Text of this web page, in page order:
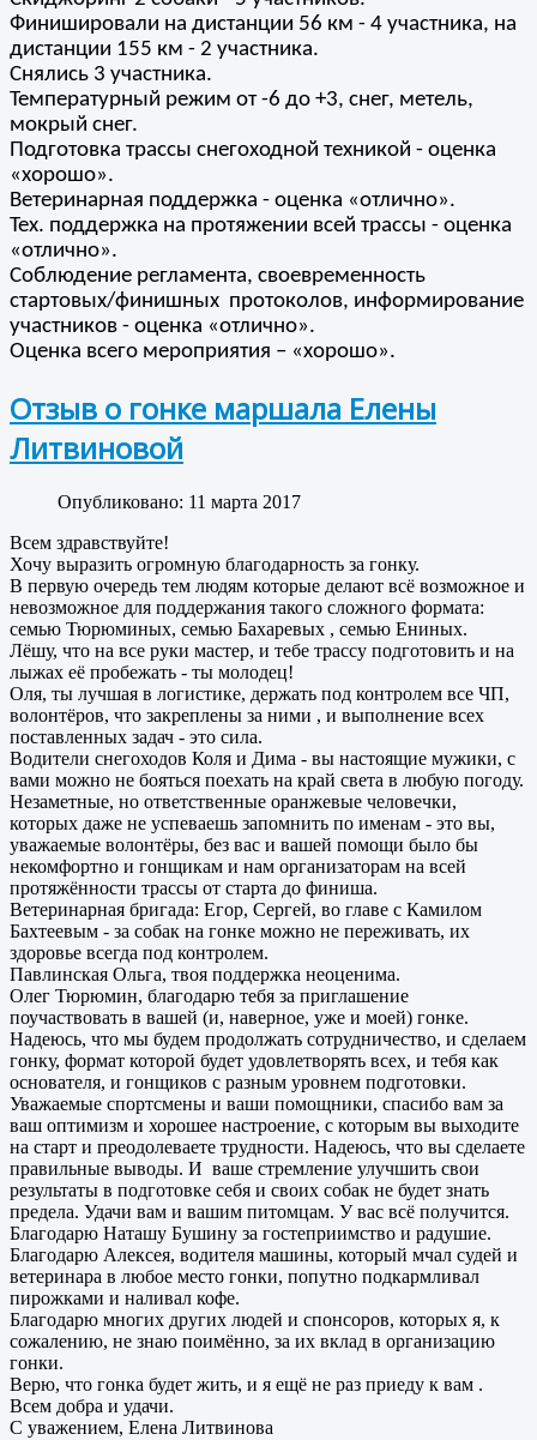
Финишировали на дистанции 56 км - 4 участника, на
дистанции 155 км - 2 участника.
Снялись 3 участника.
Температурный режим от -6 до +3, снег, метель,
мокрый снег.
Подготовка трассы снегоходной техникой - оценка
«хорошо».
Ветеринарная поддержка - оценка «отлично».
Тех. поддержка на протяжении всей трассы - оценка
«отлично».
Соблюдение регламента, своевременность
стартовых/финишных протоколов, информирование
участников - оценка «отлично».
Оценка всего мероприятия – «хорошо».
Отзыв о гонке маршала Елены
Литвиновой
Опубликовано: 11 марта 2017
Всем здравствуйте!
Хочу выразить огромную благодарность за гонку.
В первую очередь тем людям которые делают всё возможное и
невозможное для поддержания такого сложного формата:
семью Тюрюминых, семью Бахаревых , семью Ениных.
Лёшу, что на все руки мастер, и тебе трассу подготовить и на
лыжах её пробежать - ты молодец!
Оля, ты лучшая в логистике, держать под контролем все ЧП,
волонтёров, что закреплены за ними , и выполнение всех
поставленных задач - это сила.
Водители снегоходов Коля и Дима - вы настоящие мужики, с
вами можно не бояться поехать на край света в любую погоду.
Незаметные, но ответственные оранжевые человечки,
которых даже не успеваешь запомнить по именам - это вы,
уважаемые волонтёры, без вас и вашей помощи было бы
некомфортно и гонщикам и нам организаторам на всей
протяжённости трассы от старта до финиша.
Ветеринарная бригада: Егор, Сергей, во главе с Камилом
Бахтеевым - за собак на гонке можно не переживать, их
здоровье всегда под контролем.
Павлинская Ольга, твоя поддержка неоценима.
Олег Тюрюмин, благодарю тебя за приглашение
поучаствовать в вашей (и, наверное, уже и моей) гонке.
Надеюсь, что мы будем продолжать сотрудничество, и сделаем
гонку, формат которой будет удовлетворять всех, и тебя как
основателя, и гонщиков с разным уровнем подготовки.
Уважаемые спортсмены и ваши помощники, спасибо вам за
ваш оптимизм и хорошее настроение, с которым вы выходите
на старт и преодолеваете трудности. Надеюсь, что вы сделаете
правильные выводы. И ваше стремление улучшить свои
результаты в подготовке себя и своих собак не будет знать
предела. Удачи вам и вашим питомцам. У вас всё получится.
Благодарю Наташу Бушину за гостеприимство и радушие.
Благодарю Алексея, водителя машины, который мчал судей и
ветеринара в любое место гонки, попутно подкармливал
пирожками и наливал кофе.
Благодарю многих других людей и спонсоров, которых я, к
сожалению, не знаю поимённо, за их вклад в организацию
гонки.
Верю, что гонка будет жить, и я ещё не раз приеду к вам .
Всем добра и удачи.
С уважением, Елена Литвинова